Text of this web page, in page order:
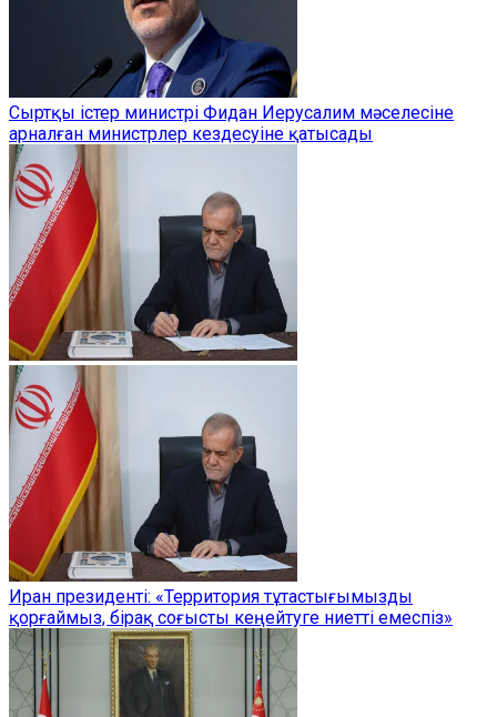
Сыртқы істер министрі Фидан Иерусалим мәселесіне
арналған министрлер кездесуіне қатысады
Иран президенті: «Территория тұтастығымызды
қорғаймыз, бірақ соғысты кеңейтуге ниетті емеспіз»